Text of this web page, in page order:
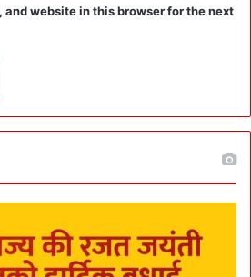
and website in this browser for the next